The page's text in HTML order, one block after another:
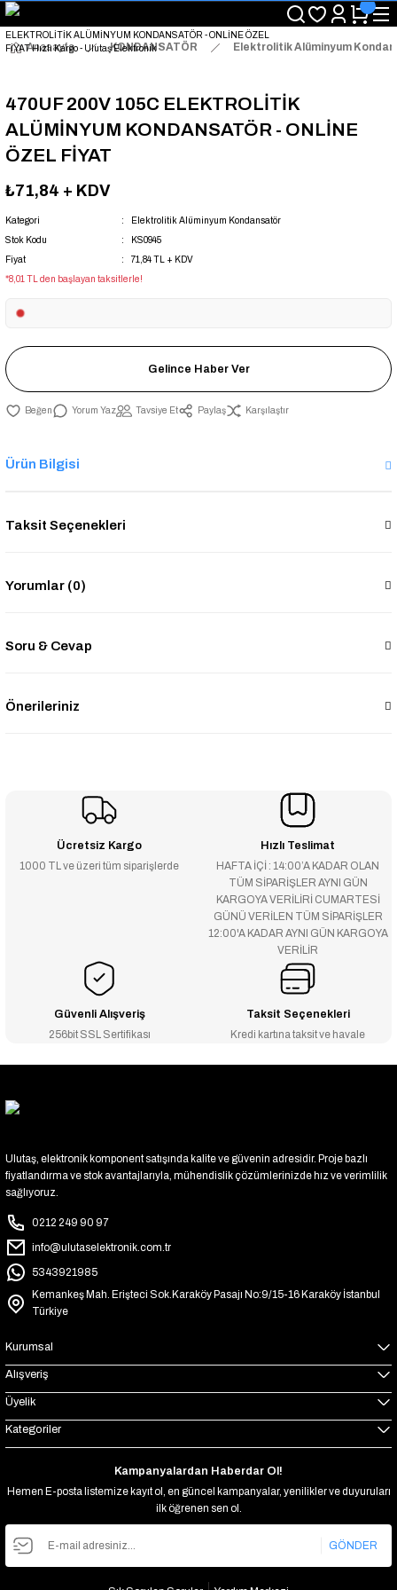
"Saat 14:00'a Kadar Verilen Siparişlerde Aynı Gün Kargo Avantajı!
"Binlerce Ürün Çeşitliliği ile Stoktan Hemen Teslim."
"Toptan Fiyatına Perakende Satış Avantajını Kaçırmayın!"
Anasayfa KONDANSATÖR Elektrolitik Alüminyum
470UF 200V 105C ELEKTROLİTİK
ALÜMİNYUM KONDANSATÖR - ONLİNE
ÖZEL FİYAT
₺71,84 + KDV
Kategori
Elektrolitik Alüminyum Kondansatör
Stok Kodu
KS0945
Fiyat
71,84 TL + KDV
*8,01 TL den başlayan taksitlerle!
Gelince Haber Ver
Yorum Yaz Tavsiye Et Paylaş Karşılaştır
Ürün Bilgisi
Taksit Seçenekleri
Yorumlar (0)
Soru & Cevap
Önerileriniz
Ücretsiz Kargo
1000 TL ve üzeri tüm siparişlerde
Hızlı Teslimat
HAFTA İÇİ : 14:00’A KADAR OLAN
TÜM SİPARİŞLER AYNI GÜN
KARGOYA VERİLİRİ CUMARTESİ
GÜNÜ VERİLEN TÜM SİPARİŞLER
12:00'A KADAR AYNI GÜN KARGOYA
VERİLİR
Güvenli Alışveriş
256bit SSL Sertifikası
Taksit Seçenekleri
Kredi kartına taksit ve havale
Ulutaş, elektronik komponent satışında kalite ve güvenin adresidir. Proje bazlı
fiyatlandırma ve stok avantajlarıyla, mühendislik çözümlerinizde hız ve verimlilik
sağlıyoruz.
0212 249 90 97
info@ulutaselektronik.com.tr
5343921985
Kemankeş Mah. Erişteci Sok.Karaköy Pasajı No:9/15-16 Karaköy İstanbul
Türkiye
Kurumsal
Alışveriş
Üyelik
Kategoriler
Kampanyalardan Haberdar Ol!
Hemen E-posta listemize kayıt ol, en güncel kampanyalar, yenilikler ve duyuruları
ilk öğrenen sen ol.
GÖNDER